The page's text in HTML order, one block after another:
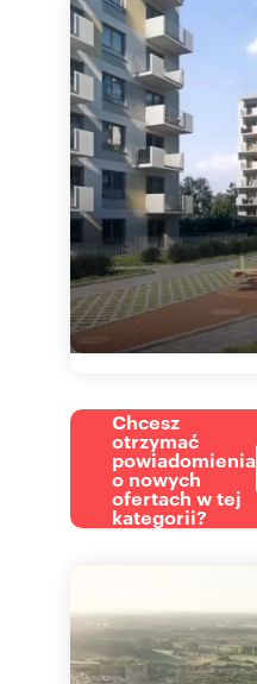
Chcesz
otrzymać
powiadomienia
o nowych
ofertach w tej
kategorii?